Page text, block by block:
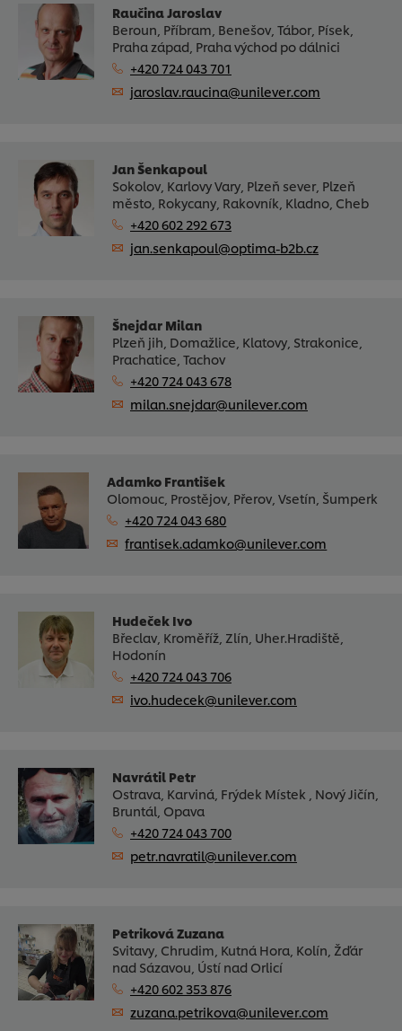
Raučina Jaroslav
Beroun, Příbram, Benešov, Tábor, Písek,
Praha západ, Praha východ po dálnici
+420 724 043 701
jaroslav.raucina@unilever.com
Jan Šenkapoul
Sokolov, Karlovy Vary, Plzeň sever, Plzeň
město, Rokycany, Rakovník, Kladno, Cheb
+420 602 292 673
jan.senkapoul@optima-b2b.cz
Šnejdar Milan
Plzeň jih, Domažlice, Klatovy, Strakonice,
Prachatice, Tachov
+420 724 043 678
milan.snejdar@unilever.com
Adamko František
Olomouc, Prostějov, Přerov, Vsetín, Šumperk
+420 724 043 680
frantisek.adamko@unilever.com
Hudeček Ivo
Břeclav, Kroměříž, Zlín, Uher.Hradiště,
Hodonín
+420 724 043 706
ivo.hudecek@unilever.com
Navrátil Petr
Ostrava, Karviná, Frýdek Místek , Nový Jičín,
Bruntál, Opava
+420 724 043 700
petr.navratil@unilever.com
Petriková Zuzana
Svitavy, Chrudim, Kutná Hora, Kolín, Žďár
nad Sázavou, Ústí nad Orlicí
+420 602 353 876
zuzana.petrikova@unilever.com